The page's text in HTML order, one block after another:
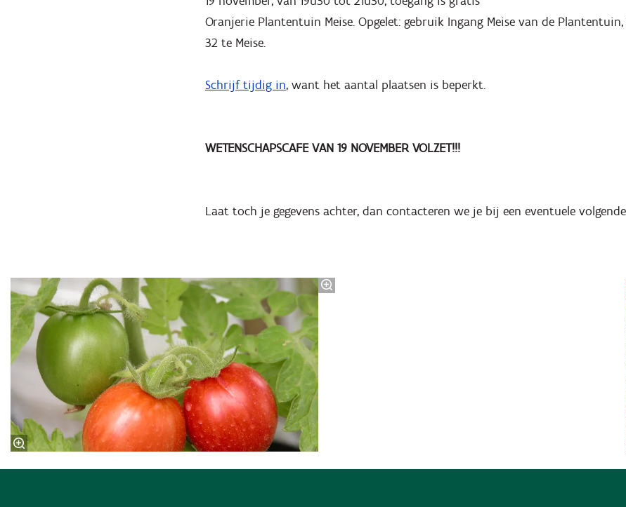
Oranjerie Plantentuin Meise. Opgelet: gebruik Ingang Meise van de Plantentuin,
32 te Meise.
Schrijf tijdig in, want het aantal plaatsen is beperkt.
WETENSCHAPSCAFE VAN 19 NOVEMBER VOLZET!!!
Laat toch je gegevens achter, dan contacteren we je bij een eventuele